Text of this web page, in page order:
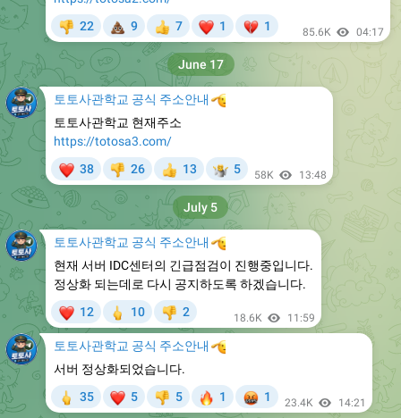
22 9
👍
7
❤
1
💔
1 85.6K 04:17
토토사관학교 공식 주소안내
🫡
토토사관학교 현재주소
https://totosa3.com/
38 26
👍
13
🤷
5 58K 13:48
June 17
토토사관학교 공식 주소안내
🫡
현재 서버 IDC센터의 긴급점검이 진행중입니다.
정상화 되는데로 다시 공지하도록 하겠습니다.
12 10
👎
2 18.6K 11:59
July 5
토토사관학교 공식 주소안내
🫡
서버 정상화되었습니다.
35 5
👎
5
🔥
1
🤬
1 23.4K 14:21